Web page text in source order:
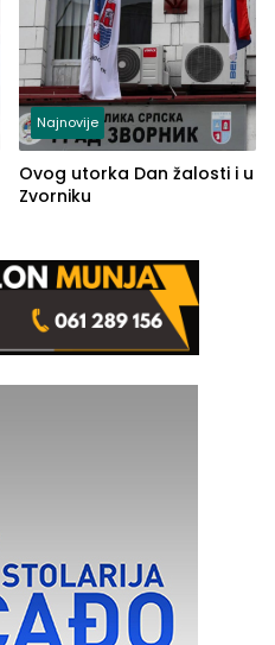
Najnovije
Ovog utorka Dan žalosti i u
Zvorniku